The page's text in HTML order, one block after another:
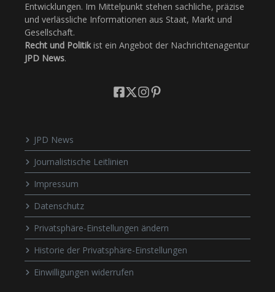
Entwicklungen. Im Mittelpunkt stehen sachliche, präzise
und verlässliche Informationen aus Staat, Markt und
Gesellschaft.
Recht und Politikist ein Angebot der Nachrichtenagentur
JPD News.
JPD News
Journalistische Leitlinien
Impressum
Datenschutz
Privatsphäre-Einstellungen ändern
Historie der Privatsphäre-Einstellungen
Einwilligungen widerrufen